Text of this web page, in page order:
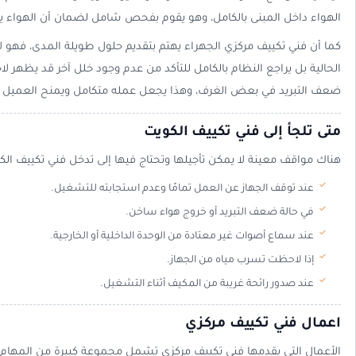
الهواء داخل المبنى بالكامل، وهو يقوم بفحص شامل لضمان أن
كما أن فني تكييف مركزي الجهراء يهتم بتقديم حلول طويلة المدى،
الحالية بل يراجع النظام بالكامل للتأكد من عدم وجود خلل آخر قد يظهر
ضعف التبريد في بعض الغرف، وهذا يجعل عمله متكامل ويمنح العميل
متى تلجأ إلى فني تكييف الكويت
هناك مواقف معينة لا يمكن تأجيلها وتحتاج فيها إلى تدخل فني تكييف
عند توقف الجهاز عن العمل تمامًا وعدم استجابته للتشغيل.
في حالة ضعف التبريد أو خروج هواء ساخن.
عند سماع أصوات غير معتادة من الوحدة الداخلية أو الخارجية.
إذا لاحظت تسرب مياه من الجهاز.
عند صدور رائحة غريبة من المكيف أثناء التشغيل.
اعمال فني تكييف مركزي
الأعمال التي يقدمها فني تكييف مركزي تشمل مجموعة كبيرة من